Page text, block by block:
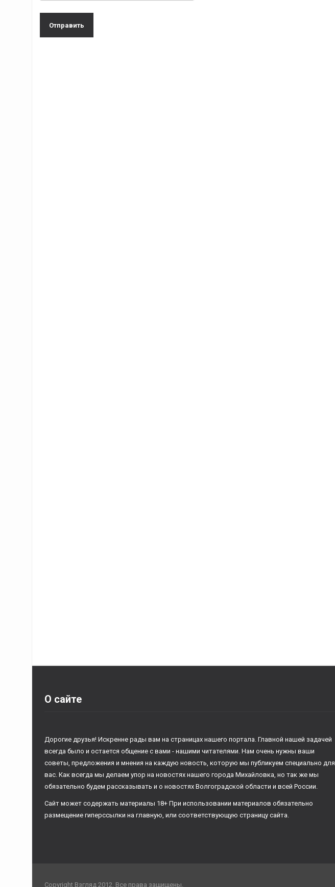
О сайте
Дорогие друзья! Искренне рады вам на страницах нашего портала. Главной нашей задачей
всегда было и остается общение с вами - нашими читателями. Нам очень нужны ваши
советы, предложения и мнения на каждую новость, которую мы публикуем специально для
вас. Как всегда мы делаем упор на новостях нашего города Михайловка, но так же мы
обязательно будем рассказывать и о новостях Волгоградской области и всей России.
Сайт может содержать материалы 18+ При использовании материалов обязательно
размещение гиперссылки на главную, или соответствующую страницу сайта.
Copyright Взгляд 2012. Все права защищены.